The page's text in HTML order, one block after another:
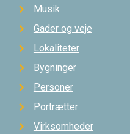
Musik
Gader og veje
Lokaliteter
Bygninger
Personer
Portrætter
Virksomheder